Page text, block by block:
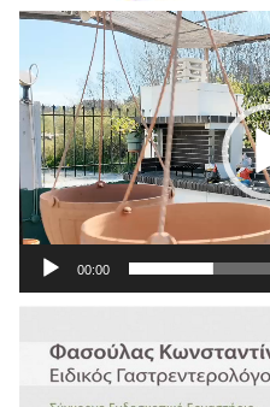
Πρόγραμμα
Αναπαραγωγής
Βίντεο
00:00